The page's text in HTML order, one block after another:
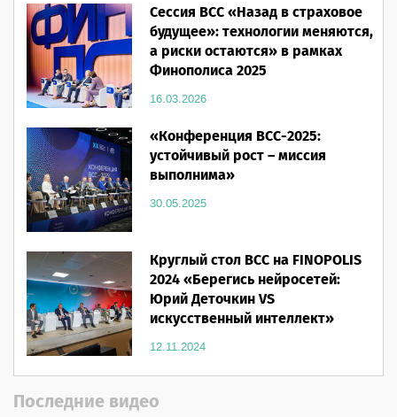
Сессия ВСС «Назад в страховое
будущее»: технологии меняются,
а риски остаются» в рамках
Финополиса 2025
16.03.2026
«Конференция ВСС-2025:
устойчивый рост – миссия
выполнима»
30.05.2025
Круглый стол ВСС на FINOPOLIS
2024 «Берегись нейросетей:
Юрий Деточкин VS
искусственный интеллект»
12.11.2024
Последние видео